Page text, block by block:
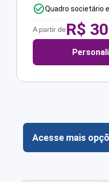
Quadro societário
A partir deR$
Acesse mais